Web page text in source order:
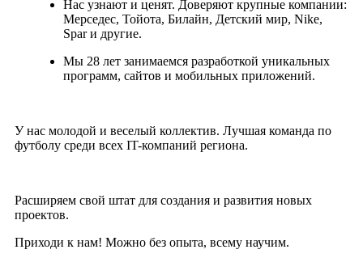
Нас узнают и ценят. Доверяют крупные компании:
Мерседес, Тойота, Билайн, Детский мир, Nike,
Spar и другие.
Мы 28 лет занимаемся разработкой уникальных
программ, сайтов и мобильных приложений.
У нас молодой и веселый коллектив. Лучшая команда по
футболу среди всех IT-компаний региона.
Расширяем свой штат для создания и развития новых
проектов.
Приходи к нам! Можно без опыта, всему научим.